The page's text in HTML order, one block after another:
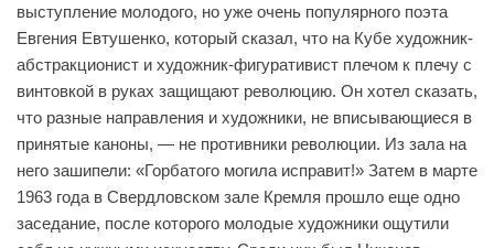
выступление молодого, но уже очень популярного поэта
Евгения Евтушенко, который сказал, что на Кубе художник-
абстракционист и художник-фигуративист плечом к плечу с
винтовкой в руках защищают революцию. Он хотел сказать,
что разные направления и художники, не вписывающиеся в
принятые каноны, — не противники революции. Из зала на
него зашипели: «Горбатого могила исправит!» Затем в марте
1963 года в Свердловском зале Кремля прошло еще одно
заседание, после которого молодые художники ощутили